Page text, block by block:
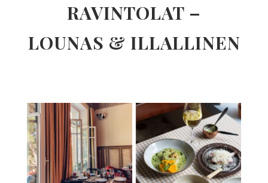
RAVINTOLAT –
LOUNAS & ILLALLINEN